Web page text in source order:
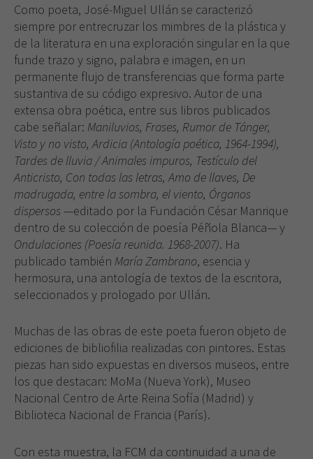
Como poeta, José-Miguel Ullán se caracterizó
siempre por entrecruzar los mimbres de la plástica y
de la literatura en una exploración singular en la que
funde trazo y signo, palabra e imagen, en un
permanente flujo de transferencias que forma parte
sustantiva de su código expresivo. Autor de una
extensa obra poética, entre sus libros publicados
cabe señalar: Maniluvios, Frases, Rumor de Tánger,
Visto y no visto, Ardicia (Antología poética, 1964-1994),
Tardes de lluvia / Animales impuros, Testículo del
Anticristo, Con todas las letras, Amo de llaves, De
madrugada, entre la sombra, el viento, Órganos
dispersos —editado por la Fundación César Manrique
dentro de su colección de poesía Péñola Blanca— y
Ondulaciones (Poesía reunida. 1968-2007). Ha
publicado también María Zambrano, esencia y
hermosura, una antología de textos de la escritora,
seleccionados y prologado por Ullán.
Muchas de las obras de este poeta fueron objeto de
ediciones de bibliofilia realizadas con pintores. Estas
piezas han sido expuestas en diversos museos, entre
los que destacan: MoMa (Nueva York), Museo
Nacional Centro de Arte Reina Sofía (Madrid) y
Biblioteca Nacional de Francia (París).
Con esta muestra, la FCM da continuidad a una de